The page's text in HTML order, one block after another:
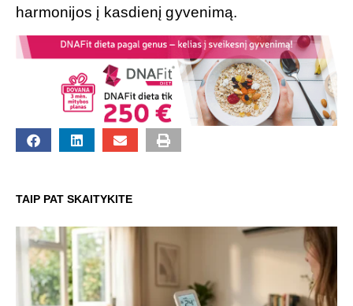
harmonijos į kasdienį gyvenimą.
TAIP PAT SKAITYKITE